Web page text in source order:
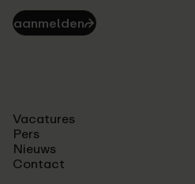
aanmelden⮫
Vacatures
Pers
Nieuws
Contact